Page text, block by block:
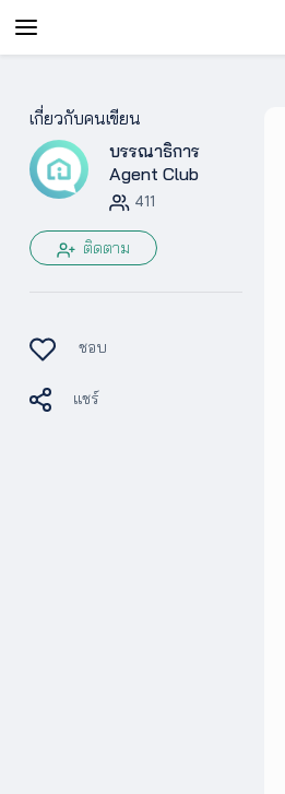
สำหรับ
เอเจ
นท์
AgentClub
AgentTool
UpSkill
เกี่ยวกับคนเขียน
บรรณาธิการ
Agent Club
411
ติดตาม
ชอบ
แชร์